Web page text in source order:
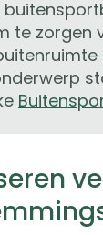
te zorgen